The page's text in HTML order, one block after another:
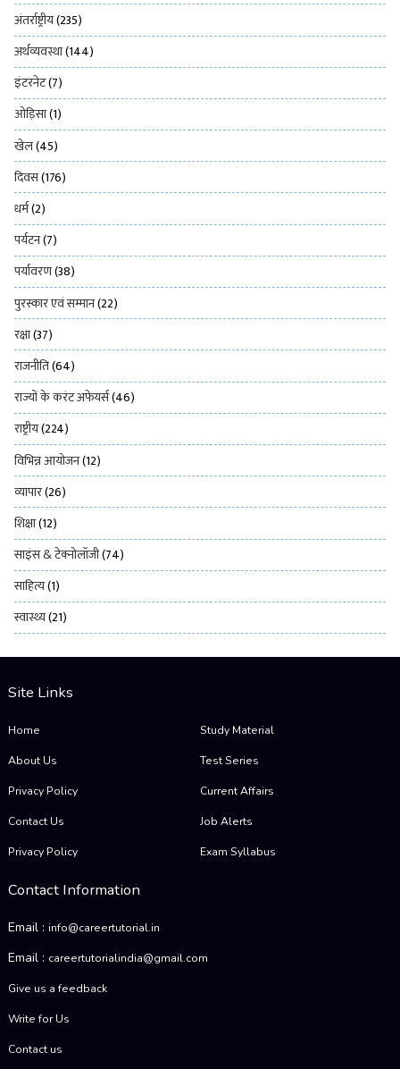
अंतर्राष्ट्रीय(235)
अर्थव्यवस्था(144)
इंटरनेट(7)
ओड़िसा(1)
खेल(45)
दिवस(176)
धर्म(2)
पर्यटन(7)
पर्यावरण(38)
पुरस्कार एवं सम्मान(22)
रक्षा(37)
राजनीति(64)
राज्यों के करंट अफेयर्स(46)
राष्ट्रीय(224)
विभिन्न आयोजन(12)
व्यापार(26)
शिक्षा(12)
साइंस & टेक्नोलॉजी(74)
साहित्य(1)
स्वास्थ्य(21)
Site Links
Home
About Us
Privacy Policy
Contact Us
Privacy Policy
Study Material
Test Series
Current Affairs
Job Alerts
Exam Syllabus
Contact Information
Email : info@careertutorial.in
Email : careertutorialindia@gmail.com
Give us a feedback
Write for Us
Contact us